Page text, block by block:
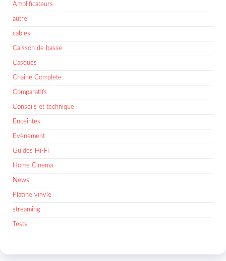
Amplificateurs
autre
cables
Caisson de basse
Casques
Chaine Complete
Comparatifs
Conseils et technique
Enceintes
Evènement
Guides Hi-Fi
Home Cinema
News
Platine vinyle
streaming
Tests